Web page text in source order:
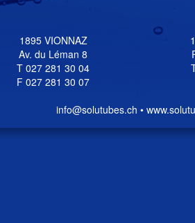
1895 VIONNAZ
Av. du Léman 8
T 027 281 30 04
F 027 281 30 07
info@solutubes.ch •